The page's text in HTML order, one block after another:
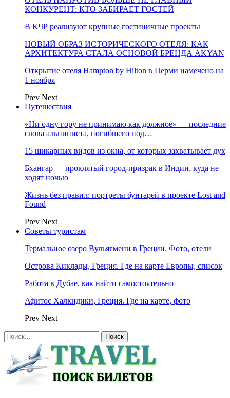
КОНКУРЕНТ: КТО ЗАБИРАЕТ ГОСТЕЙ
В КЧР реализуют крупные гостиничные проекты
НОВЫЙ ОБРАЗ ИСТОРИЧЕСКОГО ОТЕЛЯ: КАК
АРХИТЕКТУРА СТАЛА ОСНОВОЙ БРЕНДА AKYAN
Открытие отеля Hampton by Hilton в Перми намечено на
1 ноября
Prev Next
Путешествия
«Ни одну гору не принимаю как должное» — последние
слова альпиниста, погибшего под…
15 шикарных видов из окна, от которых захватывает дух
Бхангар — проклятый город-призрак в Индии, куда не
ходят ночью
Жизнь без правил: портреты бунтарей в проекте Lost and
Found
Prev Next
Советы туристам
Термальное озеро Вульягмени в Греции. Фото, отели
Острова Киклады, Греция. Где на карте Европы, список
Работа в Дубае, как найти самостоятельно
Афитос Халкидики, Греция. Где на карте, фото
Prev Next